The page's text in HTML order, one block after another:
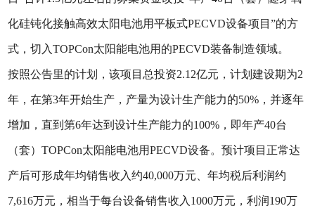
化硅钝化接触高效太阳电池用平板式PECVD设备项目”的方
式，切入TOPCon太阳能电池用的PECVD装备制造领域。
按照公告里的计划，该项目总投资2.12亿元，计划建设期为2
年，在第3年开始生产，产量为设计生产能力的50%，并逐年
增加，直到第6年达到设计生产能力的100%，即年产40台
（套）TOPCon太阳能电池用PECVD设备。预计项目正常达
产后可形成年均销售收入约40,000万元、年均税后利润约
7,616万元，相当于每台设备销售收入1000万元，利润190万